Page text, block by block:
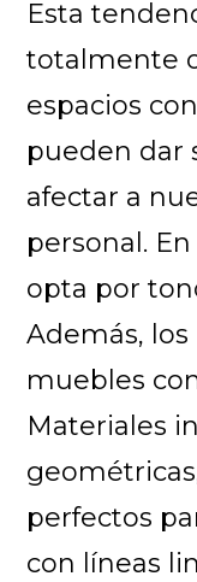
Esta
totalmente
espacios
pueden dar
afectar a
personal.
opta por
Además,
muebles
Materiales
perfectos
con líneas